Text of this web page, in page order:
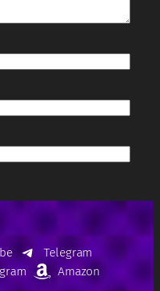
Telegram
Amazon